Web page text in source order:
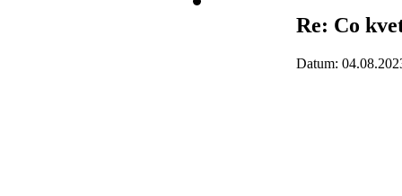
Re: Co
Datum: